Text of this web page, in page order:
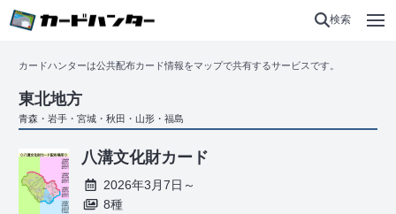
検索
カードハンターは公共配布カード情報をマップで共有するサービスです。
東北地方
青森・岩手・宮城・秋田・山形・福島
八溝文化財カード
2026年3月7日～
8種